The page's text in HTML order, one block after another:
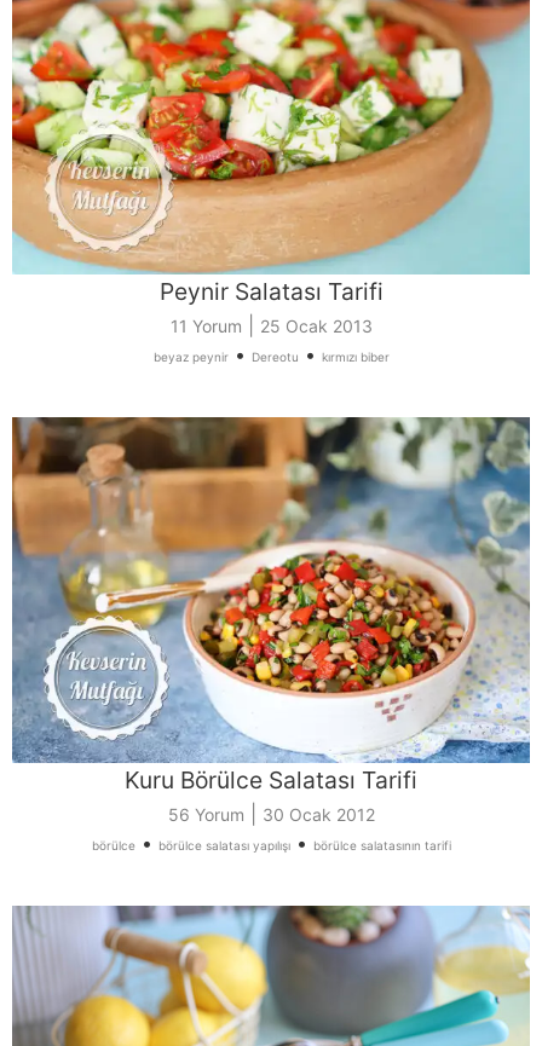
Peynir Salatası Tarifi
11 Yorum 25 Ocak 2013
beyaz peynir• Dereotu • kırmızı biber
Kuru Börülce Salatası Tarifi
56 Yorum 30 Ocak 2012
börülce• börülce salatası yapılışı• börülce salatasının tarifi